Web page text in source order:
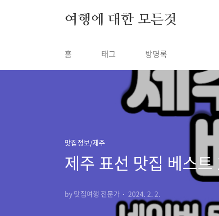
여행에 대한 모든것
홈 태그 방명록
맛집정보/제주
제주 표선 맛집 베스
by 맛집여행 전문가 2024. 2. 2.